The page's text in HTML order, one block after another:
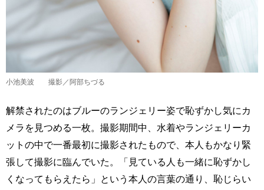
小池美波 撮影／阿部ちづる
解禁されたのはブルーのランジェリー姿で恥ずかし気にカ
メラを見つめる一枚。撮影期間中、水着やランジェリーカ
ットの中で一番最初に撮影されたもので、本人もかなり緊
張して撮影に臨んでいた。「見ている人も一緒に恥ずかし
くなってもらえたら」という本人の言葉の通り、恥じらい